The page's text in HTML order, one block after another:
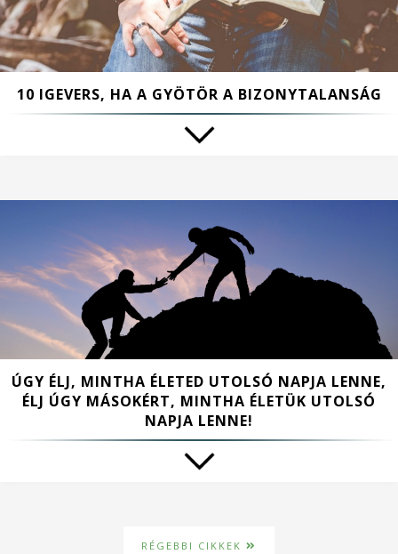
10 IGEVERS, HA A GYÖTÖR A BIZONYTALANSÁG
ÚGY ÉLJ, MINTHA ÉLETED UTOLSÓ NAPJA LENNE,
ÉLJ ÚGY MÁSOKÉRT, MINTHA ÉLETÜK UTOLSÓ
NAPJA LENNE!
RÉGEBBI CIKKEK